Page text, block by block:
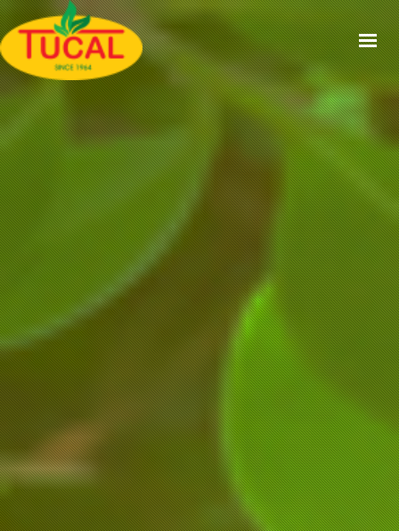
ACCUEIL
À PROPOS
GAMMES
CERTIFICATIONS
RECETTES
ACTUALITÉS
CONTACT
EN